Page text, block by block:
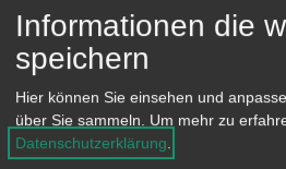
Eingeleitete
Einsatzverlauf:
Es wurde eine Art
Baum aufgefunden.
Informationen die
speichern
Hier können Sie einsehen und
über Sie sammeln.
Um mehr zu
Datenschutzerklärung